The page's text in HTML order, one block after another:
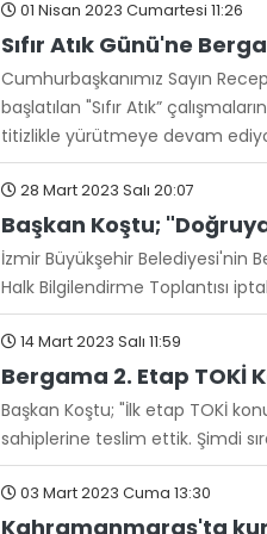
01 Nisan 2023 Cumartesi 11:26
Sıfır Atık Günü'ne
Cumhurbaşkanımız Sayın
başlatılan "Sıfır Atık”
titizlikle yürütmeye devam
28 Mart 2023 Salı 20:07
Başkan Koştu;
İzmir Büyükşehir Belediyesi'nin
Halk Bilgilendirme Toplantısı
14 Mart 2023 Salı 11:59
Bergama 2. Etap TOKİ
Başkan Koştu; "İlk etap TOKİ
sahiplerine teslim ettik. Şimdi
03 Mart 2023 Cuma 13:30
Kahramanmaraş'ta